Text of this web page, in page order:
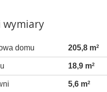
wymiary
domu 205,8 m2
18,9 m2
5,6 m2